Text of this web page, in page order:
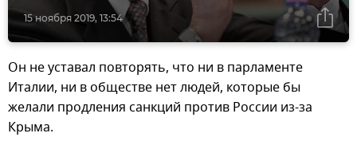
15 ноября 2019, 13:54
Он не уставал повторять, что ни в парламенте
Италии, ни в обществе нет людей, которые бы
желали продления санкций против России из-за
Крыма.